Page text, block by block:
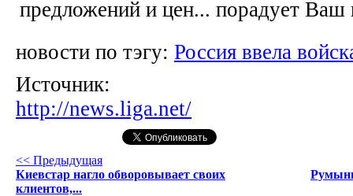
предложений и цен... порадует Ваш
новости по тэгу: Россия ввела
Источник:
http://news.liga.net/
<< Предыдущая
Киевстар нагло обворовывает своих
клиентов,...